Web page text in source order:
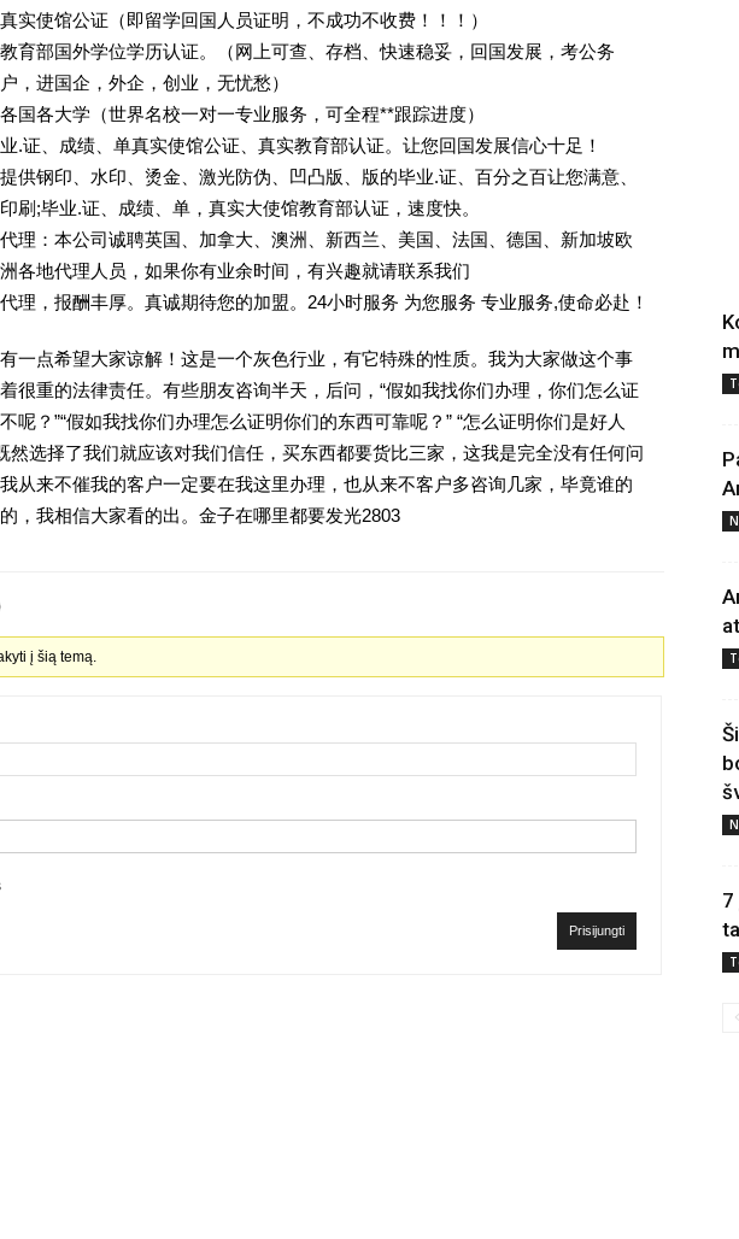
实使馆公证（即留学回国人员证明，不成功不收费！！！）
育部国外学位学历认证。（网上可查、存档、快速稳妥，回国发展，考公务
户，进国企，外企，创业，无忧愁）
国各大学（世界名校一对一专业服务，可全程**跟踪进度）
.证、成绩、单真实使馆公证、真实教育部认证。让您回国发展信心十足！
供钢印、水印、烫金、激光防伪、凹凸版、版的毕业.证、百分之百让您满意、
刷;毕业.证、成绩、单，真实大使馆教育部认证，速度快。
理：本公司诚聘英国、加拿大、澳洲、新西兰、美国、法国、德国、新加坡欧
各地代理人员，如果你有业余时间，有兴趣就请联系我们
理，报酬丰厚。真诚期待您的加盟。24小时服务 为您服务 专业服务,使命必赴！
一点希望大家谅解！这是一个灰色行业，有它特殊的性质。我为大家做这个事
很重的法律责任。有些朋友咨询半天，后问，“假如我找你们办理，你们怎么证
呢？”“假如我找你们办理怎么证明你们的东西可靠呢？” “怎么证明你们是好人
然选择了我们就应该对我们信任，买东西都要货比三家，这我是完全没有任何问
从来不催我的客户一定要在我这里办理，也从来不客户多咨询几家，毕竟谁的
，我相信大家看的出。金子在哪里都要发光2803
į šią temą.
Prisijungti
7